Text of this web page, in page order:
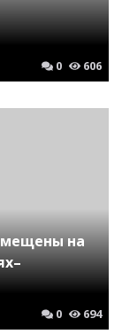
0 606
на
0 694